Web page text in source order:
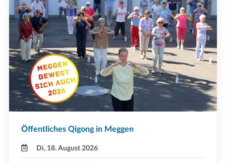
Öffentliches Qigong in Meggen
Di, 18. August 2026